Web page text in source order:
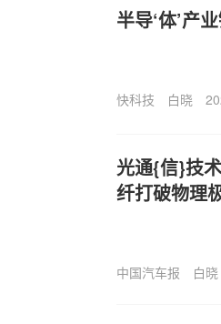
半导‘体’产
快科技 白晓
光通{信}技
纤打破物理
中国汽车报 白晓